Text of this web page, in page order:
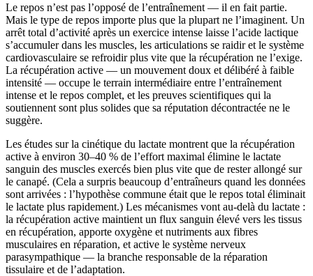
Le repos n’est pas l’opposé de l’entraînement — il en fait partie.
Mais le type de repos importe plus que la plupart ne l’imaginent. Un
arrêt total d’activité après un exercice intense laisse l’acide lactique
s’accumuler dans les muscles, les articulations se raidir et le système
cardiovasculaire se refroidir plus vite que la récupération ne l’exige.
La récupération active — un mouvement doux et délibéré à faible
intensité — occupe le terrain intermédiaire entre l’entraînement
intense et le repos complet, et les preuves scientifiques qui la
soutiennent sont plus solides que sa réputation décontractée ne le
suggère.
Les études sur la cinétique du lactate montrent que la récupération
active à environ 30–40 % de l’effort maximal élimine le lactate
sanguin des muscles exercés bien plus vite que de rester allongé sur
le canapé. (Cela a surpris beaucoup d’entraîneurs quand les données
sont arrivées : l’hypothèse commune était que le repos total éliminait
le lactate plus rapidement.) Les mécanismes vont au-delà du lactate :
la récupération active maintient un flux sanguin élevé vers les tissus
en récupération, apporte oxygène et nutriments aux fibres
musculaires en réparation, et active le système nerveux
parasympathique — la branche responsable de la réparation
tissulaire et de l’adaptation.